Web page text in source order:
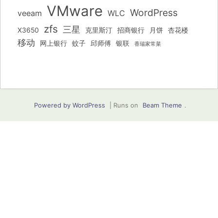
veeam VMware WLC WordPress
X3650 zfs 三星 克里斯汀 招商银行 月饼 杏花楼
移动 网上银行 蚊子 邱师傅 银联 香瑞家常菜
Powered by WordPress Runs on Beam Theme .